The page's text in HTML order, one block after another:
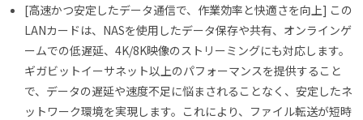
[高速かつ安定したデータ通信で、作業効率と快適さを向上] この
LANカードは、NASを使用したデータ保存や共有、オンラインゲ
ームでの低遅延、4K/8K映像のストリーミングにも対応します。
ギガビットイーサネット以上のパフォーマンスを提供すること
で、データの遅延や速度不足に悩まされることなく、安定したネ
ットワーク環境を実現します。これにより、ファイル転送が短時